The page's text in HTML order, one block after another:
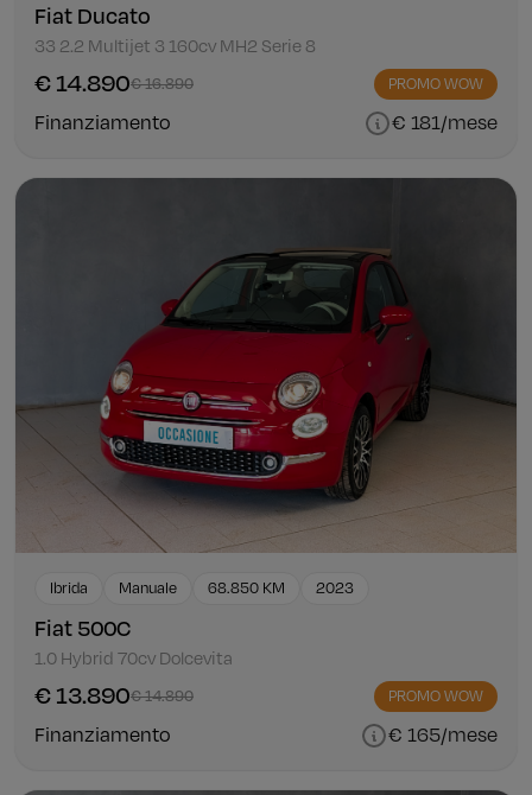
Fiat Ducato
33 2.2 Multijet 3 160cv MH2 Serie 8
€ 14.890€ 16.890 PROMO WOW
Finanziamento € 181/mese
Ibrida Manuale 68.850 KM 2023
Fiat 500C
1.0 Hybrid 70cv Dolcevita
€ 13.890€ 14.890 PROMO WOW
Finanziamento € 165/mese